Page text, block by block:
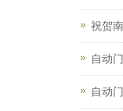
祝贺
自动
自动